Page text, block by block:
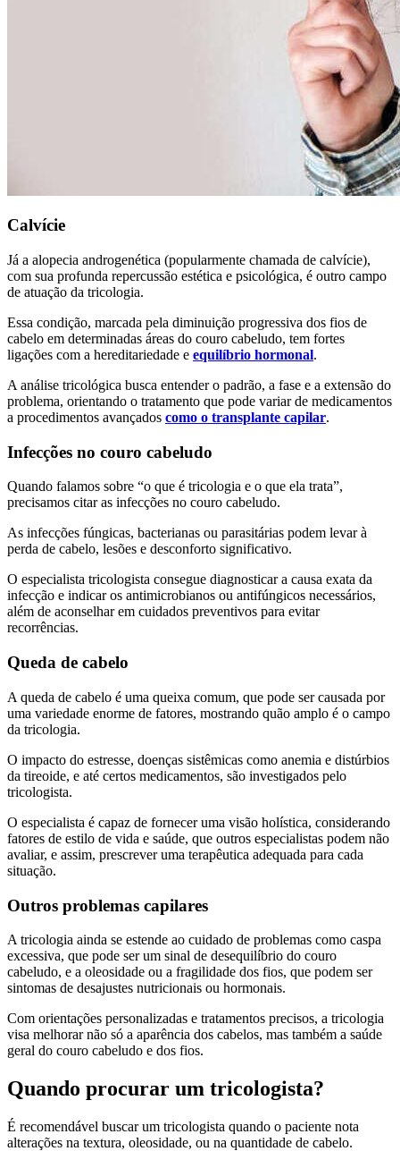
Calvície
Já a alopecia androgenética (popularmente chamada de calvície),
com sua profunda repercussão estética e psicológica, é outro campo
de atuação da tricologia.
Essa condição, marcada pela diminuição progressiva dos fios de
cabelo em determinadas áreas do couro cabeludo, tem fortes
ligações com a hereditariedade e equilíbrio hormonal.
A análise tricológica busca entender o padrão, a fase e a extensão do
problema, orientando o tratamento que pode variar de medicamentos
a procedimentos avançados como o transplante capilar.
Infecções no couro cabeludo
Quando falamos sobre “o que é tricologia e o que ela trata”,
precisamos citar as infecções no couro cabeludo.
As infecções fúngicas, bacterianas ou parasitárias podem levar à
perda de cabelo, lesões e desconforto significativo.
O especialista tricologista consegue diagnosticar a causa exata da
infecção e indicar os antimicrobianos ou antifúngicos necessários,
além de aconselhar em cuidados preventivos para evitar
recorrências.
Queda de cabelo
A queda de cabelo é uma queixa comum, que pode ser causada por
uma variedade enorme de fatores, mostrando quão amplo é o campo
da tricologia.
O impacto do estresse, doenças sistêmicas como anemia e distúrbios
da tireoide, e até certos medicamentos, são investigados pelo
tricologista.
O especialista é capaz de fornecer uma visão holística, considerando
fatores de estilo de vida e saúde, que outros especialistas podem não
avaliar, e assim, prescrever uma terapêutica adequada para cada
situação.
Outros problemas capilares
A tricologia ainda se estende ao cuidado de problemas como caspa
excessiva, que pode ser um sinal de desequilíbrio do couro
cabeludo, e a oleosidade ou a fragilidade dos fios, que podem ser
sintomas de desajustes nutricionais ou hormonais.
Com orientações personalizadas e tratamentos precisos, a tricologia
visa melhorar não só a aparência dos cabelos, mas também a saúde
geral do couro cabeludo e dos fios.
Quando procurar um tricologista?
É recomendável buscar um tricologista quando o paciente nota
alterações na textura, oleosidade, ou na quantidade de cabelo.